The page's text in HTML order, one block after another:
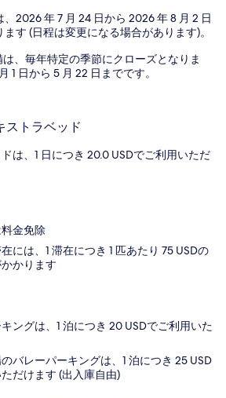
2026 年 7 月 24 日から 2026 年 8 月 2 日
す (日程は変更になる場合があります)。
、毎年特定の季節にクローズとなりま
1 日から 5 月 22 日までです。
ストラベッド
は、1 日につき 20.0 USDでご利用いただ
金免除
には、1 滞在につき 1 匹あたり 75 USDの
かります
ングは、1 泊につき 20 USDでご利用いた
バレーパーキングは、1 泊につき 25 USD
だけます (出入庫自由)